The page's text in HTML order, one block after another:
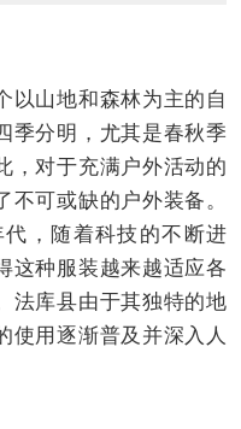
以山地和森林为主的自
季分明，尤其是春秋季
，对于充满户外活动的
可或缺的户外装备。
，随着科技的不断进
这种服装越来越适应各
法库县由于其独特的地
使用逐渐普及并深入人